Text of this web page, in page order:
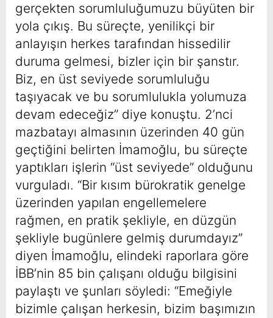
gerçekten sorumluluğumuzu büyüten bir
yola çıkış. Bu süreçte, yenilikçi bir
anlayışın herkes tarafından hissedilir
duruma gelmesi, bizler için bir şanstır.
Biz, en üst seviyede sorumluluğu
taşıyacak ve bu sorumlulukla yolumuza
devam edeceğiz” diye konuştu. 2’nci
mazbatayı almasının üzerinden 40 gün
geçtiğini belirten İmamoğlu, bu süreçte
yaptıkları işlerin “üst seviyede” olduğunu
vurguladı. “Bir kısım bürokratik genelge
üzerinden yapılan engellemelere
rağmen, en pratik şekliyle, en düzgün
şekliyle bugünlere gelmiş durumdayız”
diyen İmamoğlu, elindeki raporlara göre
İBB’nin 85 bin çalışanı olduğu bilgisini
paylaştı ve şunları söyledi: “Emeğiyle
bizimle çalışan herkesin, bizim başımızın